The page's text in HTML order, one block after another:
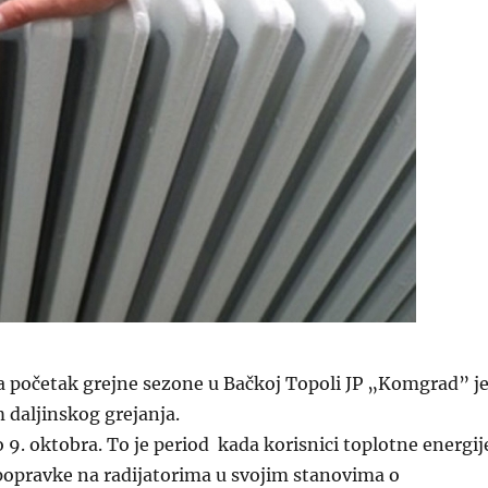
početak grejne sezone u Bačkoj Topoli JP „Komgrad” je
daljinskog grejanja.
9. oktobra. To je period kada korisnici toplotne
na radijatorima u svojim stanovima o